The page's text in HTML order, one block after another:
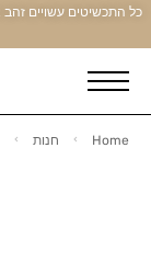
Home חנות